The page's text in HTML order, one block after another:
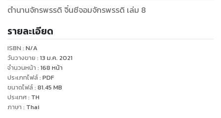
ตำนานจักรพรรดิ จิ๋นซีจอมจักรพรรดิ เล่ม 8
รายละเอียด
ISBN : N/A
วันวางขาย : 13 ม.ค. 2021
จำนวนหน้า : 168 หน้า
ประเภทไฟล์: PDF
ขนาดไฟล์: 81.45 MB
ประเทศ: TH
ภาษา : Thai